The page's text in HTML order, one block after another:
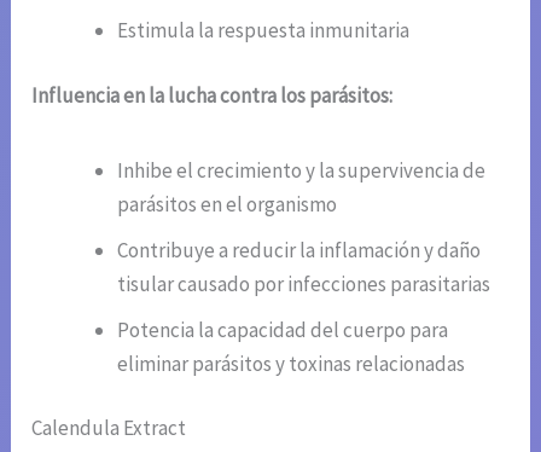
Estimula la respuesta inmunitaria
Influencia en la lucha contra los parásitos:
Inhibe el crecimiento y la supervivencia de
parásitos en el organismo
Contribuye a reducir la inflamación y daño
tisular causado por infecciones parasitarias
Potencia la capacidad del cuerpo para
eliminar parásitos y toxinas relacionadas
Calendula Extract